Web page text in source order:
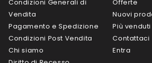
Condizioni Generali di
Vendita
Pagamento e Spedizione
Condizioni Post Vendita
Chi siamo
Offerte
Nuovi
Più venduti
Contattaci
Entra